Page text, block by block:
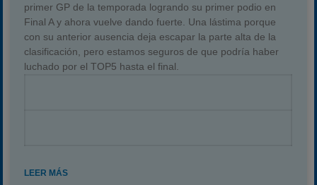
primer GP de la temporada logrando su primer podio en
Final A y ahora vuelve dando fuerte. Una lástima porque
con su anterior ausencia deja escapar la parte alta de la
clasificación, pero estamos seguros de que podría haber
luchado por el TOP5 hasta el final.
LEER MÁS